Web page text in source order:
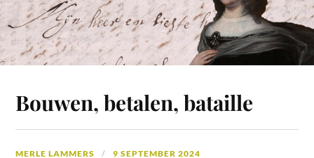
Bouwen, betalen, bataille
MERLE LAMMERS 9 SEPTEMBER 2024